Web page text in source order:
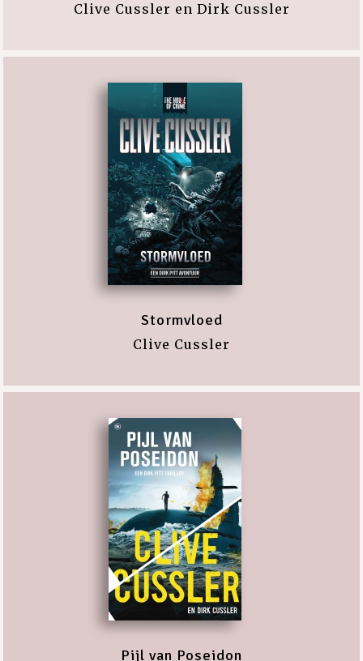
Clive Cussler en Dirk Cussler
Stormvloed
Clive Cussler
Pijl van Poseidon